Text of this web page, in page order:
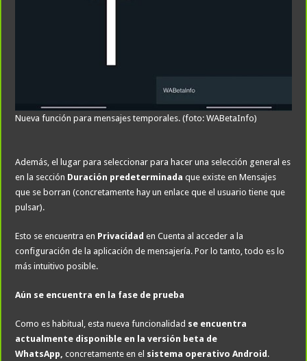
Nueva función para mensajes temporales. (foto: WABetaInfo)
Además, el lugar para seleccionar para hacer una selección general es
en la sección Duración predeterminadaque existe en Mensajes
que se borran (concretamente hay un enlace que el usuario tiene que
pulsar).
Esto se encuentra en Privacidad en Cuenta al acceder a la
configuración de la aplicación de mensajería. Por lo tanto, todo es lo
más intuitivo posible.
Aún se encuentra en la fase de prueba
Como es habitual, esta nueva funcionalidad se encuentra
actualmente disponible en la versión beta de
WhatsApp, concretamente en el sistema operativo Android .